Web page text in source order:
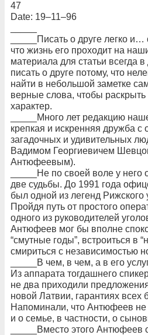
47
Date: 19–11–96
_____Писать о друге легко
что жизнь его проходит на
материала для статьи всегда
писать о друге потому, что
найти в небольшой заметке
верные слова, чтобы раскрыть
характер.
_____Много лет редакцию
крепкая и искренняя дружба с
загадочных и удивительных
Вадимом Георгиевичем
Антюфеевым).
_____Не по своей воле у него
две судьбы. До 1991 года
был одной из легенд Рижского
Пройдя путь от простого
одного из руководителей
Антюфеев мог бы вполне
“смутные годы”, встроиться в
смириться с независимостью
_____В чем, в чем, а в его
Из аппарата тогдашнего
не два приходили
новой Латвии, гарантиях всех
Напоминали, что Антюфеев
и о семье, в частности, о
_____Вместо этого Антюфеев